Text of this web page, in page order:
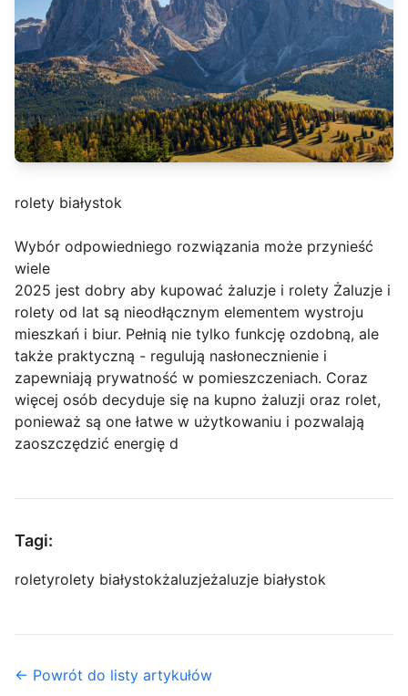
rolety białystok
Wybór odpowiedniego rozwiązania może przynieść
wiele
2025 jest dobry aby kupować żaluzje i rolety Żaluzje i
rolety od lat są nieodłącznym elementem wystroju
mieszkań i biur. Pełnią nie tylko funkcję ozdobną, ale
także praktyczną - regulują nasłonecznienie i
zapewniają prywatność w pomieszczeniach. Coraz
więcej osób decyduje się na kupno żaluzji oraz rolet,
ponieważ są one łatwe w użytkowaniu i pozwalają
zaoszczędzić energię d
Tagi:
roletyrolety białystokżaluzjeżaluzje białystok
← Powrót do listy artykułów